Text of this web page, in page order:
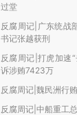
过堂
反腐周记|广东统战
书记张越获刑
反腐周记|打虎加速
诉涉贿7423万
反腐周记|魏民洲行
反腐周记|中船重工